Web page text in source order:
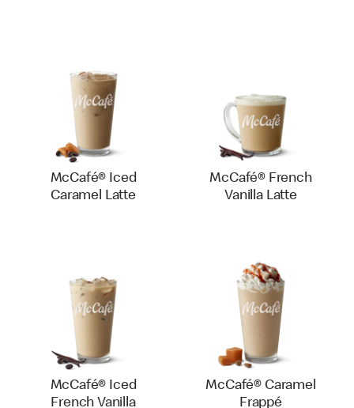
McCafé® Iced
Caramel Latte
McCafé® French
Vanilla Latte
McCafé® Iced
French Vanilla
McCafé® Caramel
Frappé